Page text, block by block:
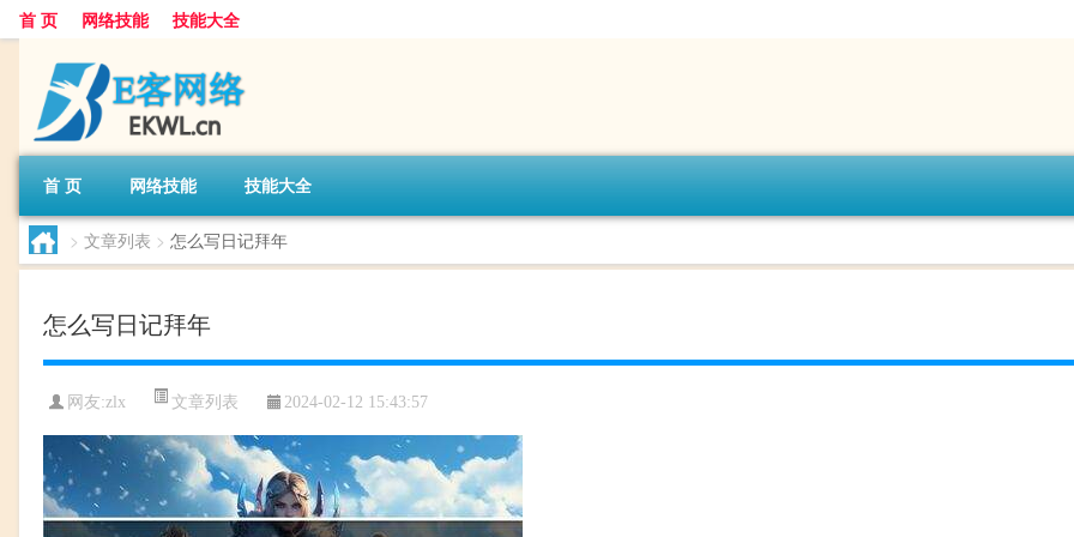
首 页 网络技能 技能大全
首 页 网络技能 技能大全
> 文章列表 > 怎么写日记拜年
怎么写日记拜年
网友:zlx 文章列表 2024-02-12 15:43:57